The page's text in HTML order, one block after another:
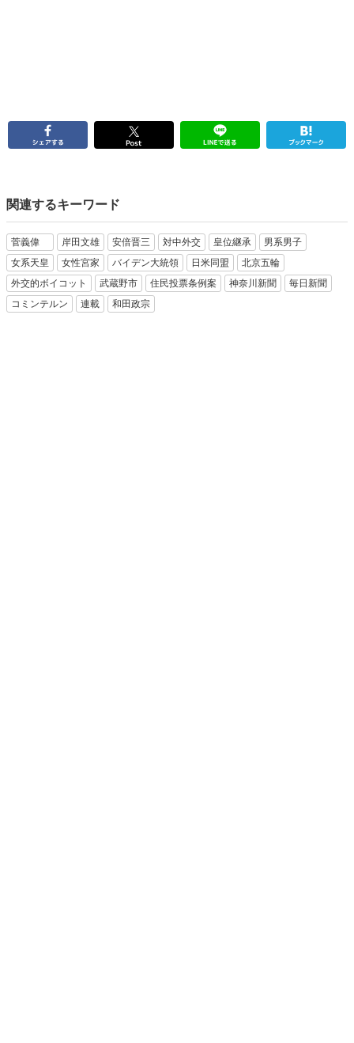
関連するキーワード
菅義偉 岸田文雄 安倍晋三 対中外交 皇位継承
男系男子
女系天皇
女性宮家 バイデン大統領 日米同盟
北京五輪
外交的ボイコット
武蔵野市 住民投票条例案 神奈川新聞
毎日新聞
コミンテルン
連載 和田政宗